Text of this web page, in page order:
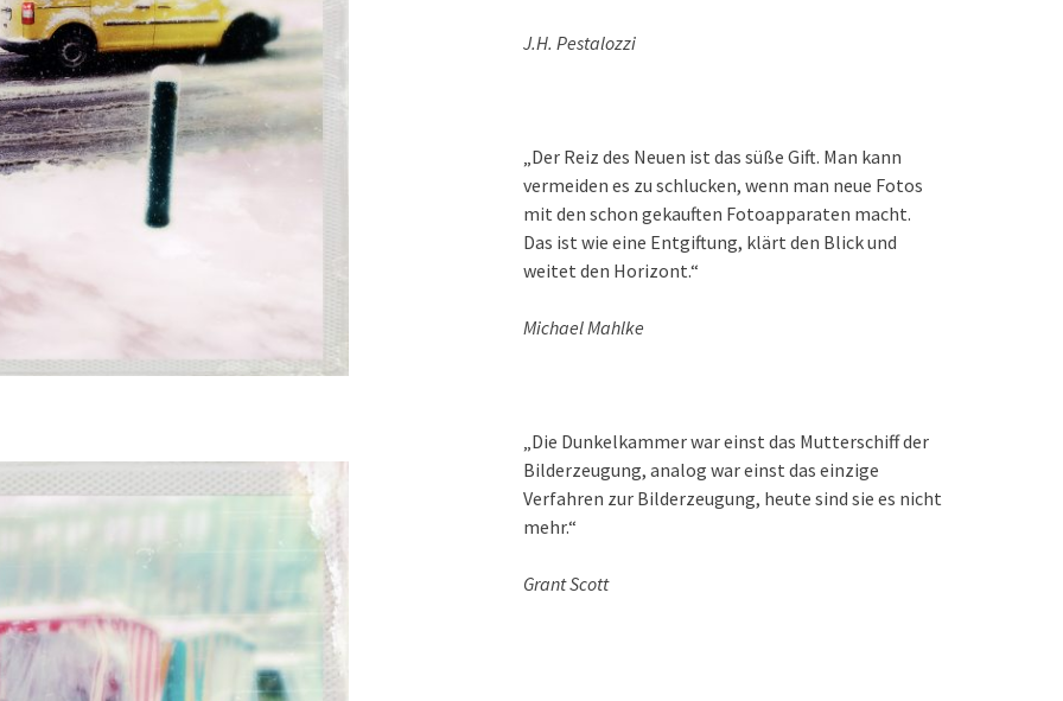
J.H. Pestalozzi
„Der Reiz des Neuen ist das süße Gift. Man kann
vermeiden es zu schlucken, wenn man neue Fotos
mit den schon gekauften Fotoapparaten macht.
Das ist wie eine Entgiftung, klärt den Blick und
weitet den Horizont.“
Michael Mahlke
„Die Dunkelkammer war einst das Mutterschiff der
Bilderzeugung, analog war einst das einzige
Verfahren zur Bilderzeugung, heute sind sie es nicht
mehr.“
Grant Scott